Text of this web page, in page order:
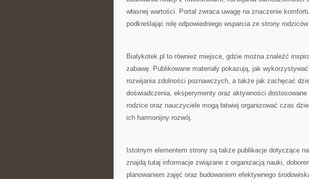
własnej wartości. Portal zwraca uwagę na znaczenie
podkreślając rolę odpowiedniego wsparcia ze strony
Bialykotek.pl to również miejsce, gdzie można znaleźć
zabawę. Publikowane materiały pokazują, jak
rozwijania zdolności poznawczych, a także jak zachęcać
doświadczenia, eksperymenty oraz aktywności
rodzice oraz nauczyciele mogą łatwiej organizować czas
ich harmonijny rozwój.
Istotnym elementem strony są także publikacje dotyczące
znajdą tutaj informacje związane z organizacją nauki,
planowaniem zajęć oraz budowaniem efektywnego